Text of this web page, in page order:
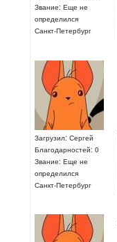
Звание: Еще не
определился
Санкт-Петербург
Загрузил: Сергей
Благодарностей: 0
Звание: Еще не
определился
Санкт-Петербург